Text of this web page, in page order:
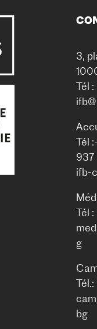
3,
Tél
Tél
937
ifb-
Tél
g
bg